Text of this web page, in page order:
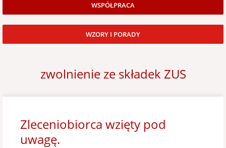
WSPÓŁPRACA
WZORY I PORADY
zwolnienie ze składek ZUS
Zleceniobiorca wzięty pod
uwagę.